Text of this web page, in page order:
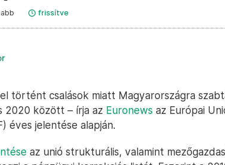
frissítve
történt csalások miatt Magyarországra
2020 között – írja az Euronews az Európai
éves jelentése alapján.
az unió strukturális, valamint